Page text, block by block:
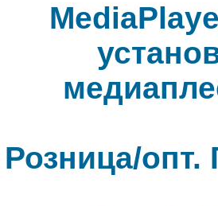
Розница/опт.